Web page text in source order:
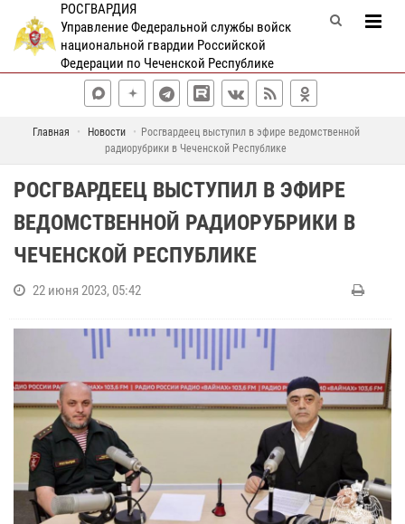
РОСГВАРДИЯ
Управление Федеральной службы войск
национальной гвардии Российской
Федерации по Чеченской Республике
Главная Новости
Росгвардеец выступил в эфире ведомственной
радиорубрики в Чеченской Республике
РОСГВАРДЕЕЦ ВЫСТУПИЛ В ЭФИРЕ
ВЕДОМСТВЕННОЙ РАДИОРУБРИКИ В
ЧЕЧЕНСКОЙ РЕСПУБЛИКЕ
22 июня 2023, 05:42